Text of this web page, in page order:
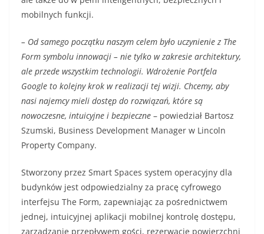
mobilnych funkcji.
– Od samego początku naszym celem było uczynienie z The
Form symbolu innowacji – nie tylko w zakresie architektury,
ale przede wszystkim technologii. Wdrożenie Portfela
Google to kolejny krok w realizacji tej wizji. Chcemy, aby
nasi najemcy mieli dostęp do rozwiązań, które są
nowoczesne, intuicyjne i bezpieczne – powiedział Bartosz
Szumski, Business Development Manager w Lincoln
Property Company.
Stworzony przez Smart Spaces system operacyjny dla
budynków jest odpowiedzialny za pracę cyfrowego
interfejsu The Form, zapewniając za pośrednictwem
jednej, intuicyjnej aplikacji mobilnej kontrolę dostępu,
zarządzanie przepływem gości, rezerwacje powierzchni